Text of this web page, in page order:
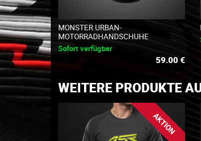
MONSTER URBAN-
MOTORRADHANDSCHUHE
Sofort verfügbar
59.00€
WEITERE PRODUKTE
AKTION